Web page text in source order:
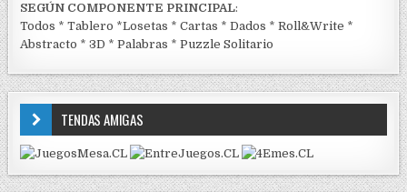
SEGÚN COMPONENTE PRINCIPAL:
Todos *Tablero *Losetas *Cartas *Dados *Roll&Write *
Abstracto *3D *Palabras *Puzzle Solitario
TENDAS AMIGAS